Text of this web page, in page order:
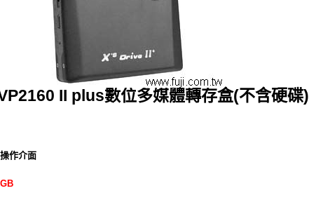
II plus數位多媒體轉存盒(不含硬碟)
作介面